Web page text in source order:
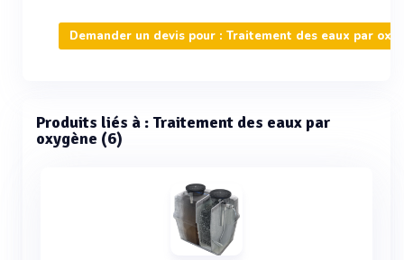
Demander un devis pour : Traitement des eaux par
Produits liés à : Traitement des eaux par
oxygène (6)